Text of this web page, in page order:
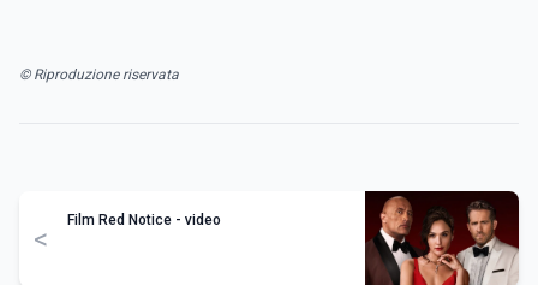
© Riproduzione riservata
<
Film Red Notice - video